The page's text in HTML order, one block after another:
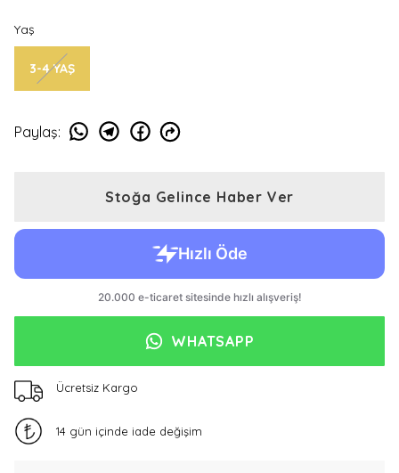
Yaş
3-4 YAŞ
Paylaş:
Stoğa Gelince Haber Ver
WHATSAPP
Ücretsiz Kargo
14 gün içinde iade değişim